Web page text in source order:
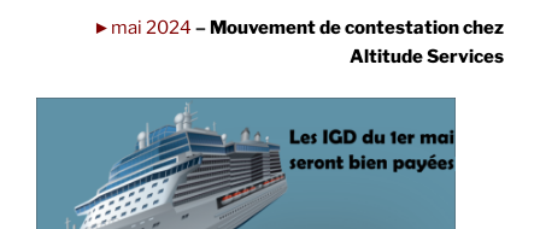
►mai 2024 – Mouvement de contestation chez
Altitude Services